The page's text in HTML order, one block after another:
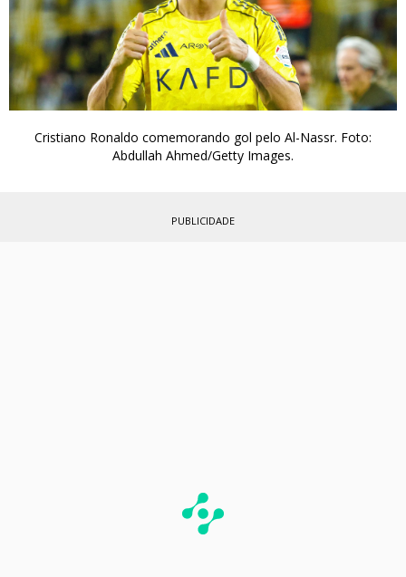
Cristiano Ronaldo comemorando gol pelo Al-Nassr. Foto:
Abdullah Ahmed/Getty Images.
PUBLICIDADE